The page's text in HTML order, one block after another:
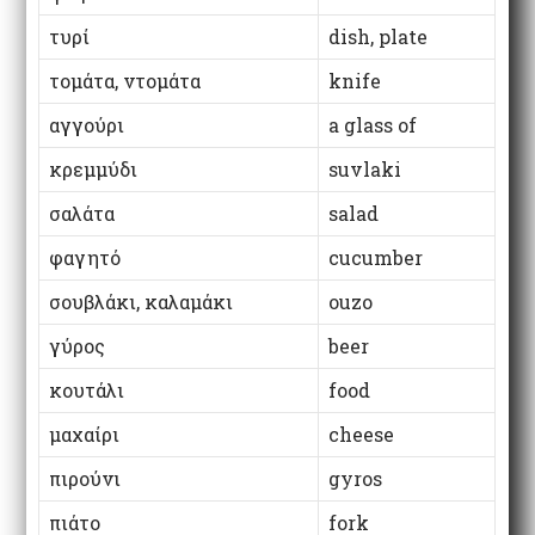
τυρί
dish, plate
τομάτα, ντομάτα
knife
αγγούρι
a glass of
κρεμμύδι
suvlaki
σαλάτα
salad
φαγητό
cucumber
σουβλάκι, καλαμάκι
ouzo
γύρος
beer
κουτάλι
food
μαχαίρι
cheese
πιρούνι
gyros
πιάτο
fork